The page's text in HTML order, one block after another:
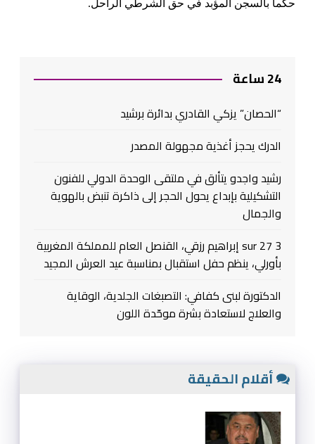
حكما بالسجن المؤبد في حق الشرطي الراحل.
24 ساعة
“الحصان” يزكي القادري بدائرة برشيد
الدرك يحجز أغذية مجهولة المصدر
رشيد واجدو يتألق في ملتقى الوحدة الدولي للفنون
التشكيلية بإبداع يحول الحجر إلى ذاكرة تنبض بالهوية
والجمال
3 sur 27 إبراهيم رزقي، القنصل العام للمملكة المغربية
بأورلي، ينظم حفل استقبال بمناسبة عيد العرش المجيد
الدكتورة لبنى كفافي: التصبغات الجلدية، الوقاية
والعلاج لاستعادة بشرة موحّدة اللون
أقلام الحقيقة